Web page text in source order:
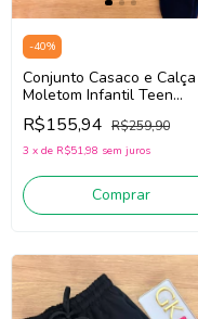
-40%
Conjunto Casaco e Calça
Moletom Infantil Teen
Menino Onda Marinha
1261130 (Off
White/Marinho)
R$155,94 R$259,90
3 x de R$51,98 sem juros
Comprar